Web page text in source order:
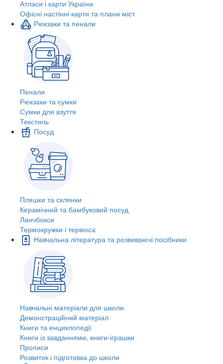
Атласи і карти України
Офісні настінні карти та плани міст
Рюкзаки та пенали
Пенали
Рюкзаки та сумки
Сумки для взуття
Текстиль
Посуд
Пляшки та склянки
Керамічний та бамбуковий посуд
Ланчбокси
Термокружки і термоса
Навчальна література та розвиваючі посібники
Навчальні матеріали для школи
Демонстраційний матеріал
Книги та енциклопедії
Книги із завданнями, книги-іграшки
Прописи
Розвиток і підготовка до школи